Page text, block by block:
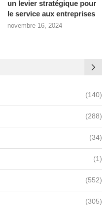
un levier stratégique pour
le service aux entreprises
novembre 16, 2024
(140)
(288)
(34)
(1)
(552)
(305)